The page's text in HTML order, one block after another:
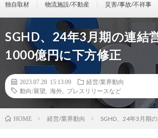
独自取材 物流施設/不動産 災害/事故/不祥事
SGHD、24年3月期の連結
1000億円に下方修正
2023.07.28 15:13:09
経営/業界動向
動向/展望
海外 プレスリリースなど
HOME 経営/業界動向 SGHD、24年3月期